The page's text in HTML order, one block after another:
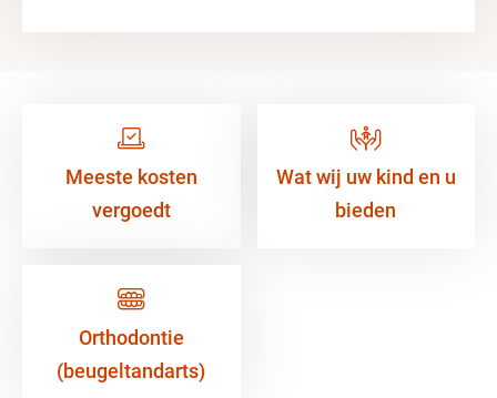
Meeste kosten
vergoedt
Wat wij uw kind en u
bieden
Orthodontie
(beugeltandarts)